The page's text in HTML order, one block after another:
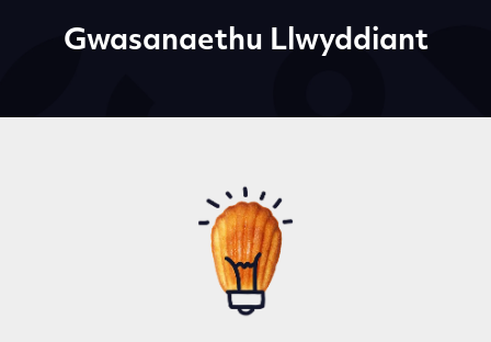
Gwasanaethu Llwyddiant